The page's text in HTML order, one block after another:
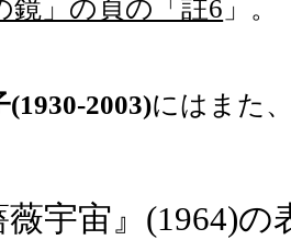
鏡」の頁の「註6 」。
2003)にはまた
薇宇宙』(1964)